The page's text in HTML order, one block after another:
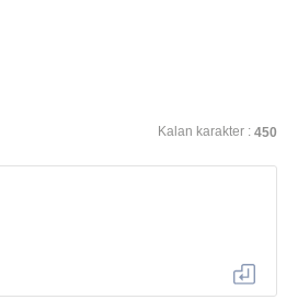
Kalan karakter : 450